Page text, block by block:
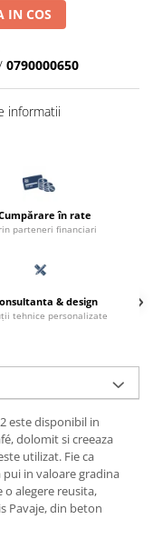
IN COS
0790000650
informatii
în rate
parteneri financiari
& design
tehnice personalizate
este disponibil in
dolomit si creeaza
utilizat. Fie ca
in valoare gradina
o alegere reusita,
Pavaje, din beton